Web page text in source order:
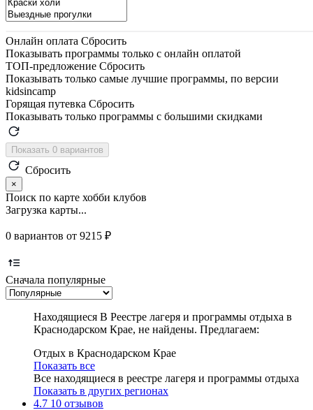
Онлайн оплата Сбросить
Показывать программы только с онлайн оплатой
ТОП-предложение Сбросить
Показывать только самые лучшие программы, по версии
kidsincamp
Горящая путевка Сбросить
Показывать только программы с большими скидками
Показать 0 вариантов
Сбросить
×
Поиск по карте хобби клубов
Загрузка карты...
0 вариантов от 9215 ₽
Сначала популярные
Находящиеся В Реестре лагеря и программы отдыха в
Краснодарском Крае, не найдены. Предлагаем:
Отдых в Краснодарском Крае
Показать все
Все находящиеся в реестре лагеря и программы отдыха
Показать в других регионах
4.7 10 отзывов